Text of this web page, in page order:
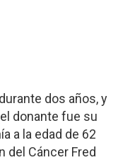
dos años, y
donante fue su
a la edad de 62
del Cáncer Fred